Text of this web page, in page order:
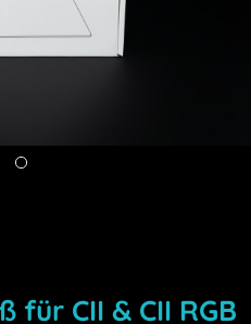
für CII & CII RGB